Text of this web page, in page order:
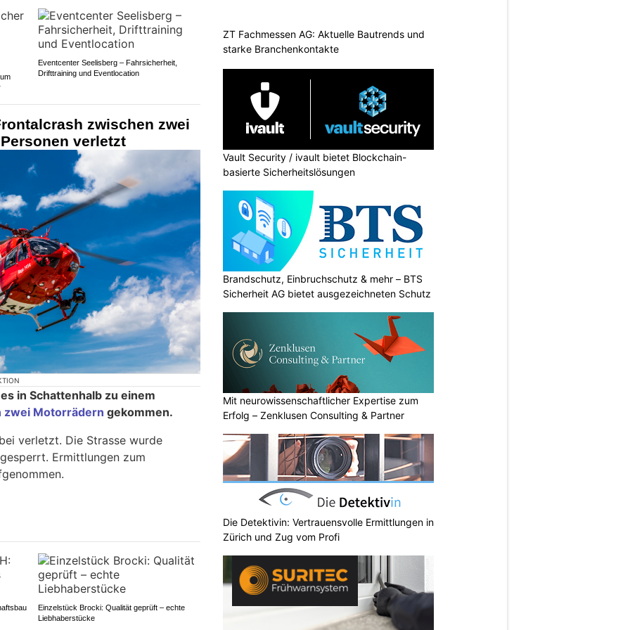
Eventcenter Seelisberg – Fahrsicherheit,
Drifttraining und Eventlocation
zwischen zwei
verletzt
in Schattenhalb zu einem
zwei Motorrädern gekommen.
verletzt. Die Strasse wurde
Ermittlungen zum
Einzelstück Brocki: Qualität geprüft – echte
Liebhaberstücke
ZT Fachmessen AG: Aktuelle Bautrends und
starke Branchenkontakte
Vault Security / ivault bietet Blockchain-
basierte Sicherheitslösungen
Brandschutz, Einbruchschutz & mehr – BTS
Sicherheit AG bietet ausgezeichneten Schutz
Mit neurowissenschaftlicher Expertise zum
Erfolg – Zenklusen Consulting & Partner
Die Detektivin: Vertrauensvolle Ermittlungen in
Zürich und Zug vom Profi